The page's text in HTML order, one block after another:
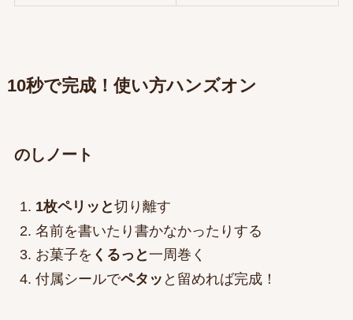
10秒で完成！使い方ハンズオン
のしノート
1枚ペリッと切り離す
名前を書いたり書かなかったりする
お菓子を くるっと一周巻く
付属シールでペタッ と留めれば完成！